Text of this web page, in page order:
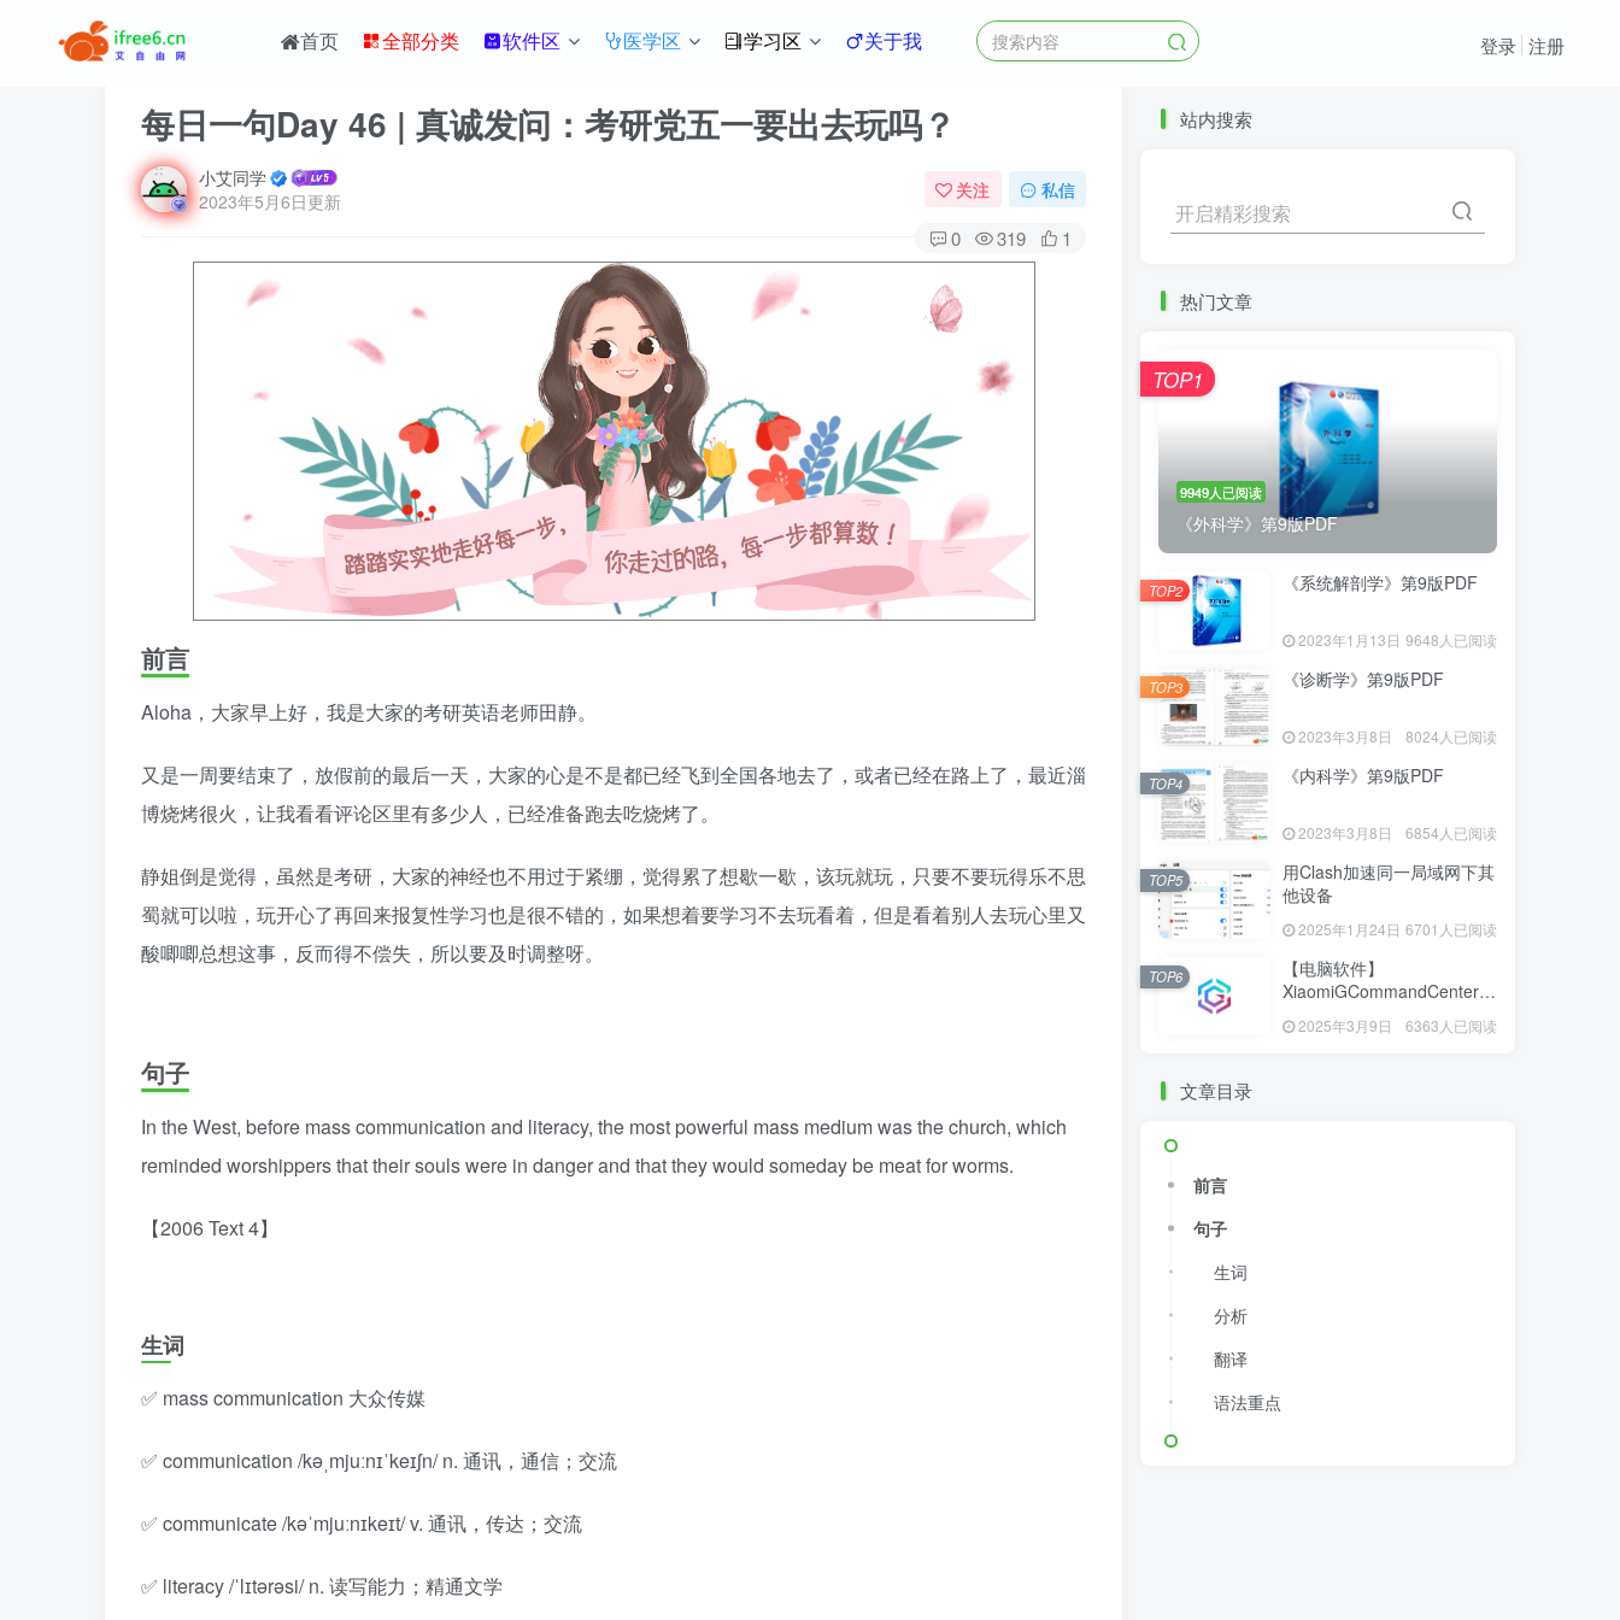
首页 全部分类 软件区 医学区 学习区 关于我 登录 注册
每日一句Day 46 | 真诚发问：考研党五一要出去玩吗？
小艾同学
2023年5月6日更新
关注 私信
0 319 1
前言
Aloha，大家早上好，我是大家的考研英语老师田静。
又是一周要结束了，放假前的最后一天，大家的心是不是都已经飞到全国各地去了，或者已经在路上了，最近淄
博烧烤很火，让我看看评论区里有多少人，已经准备跑去吃烧烤了。
静姐倒是觉得，虽然是考研，大家的神经也不用过于紧绷，觉得累了想歇一歇，该玩就玩，只要不要玩得乐不思
蜀就可以啦，玩开心了再回来报复性学习也是很不错的，如果想着要学习不去玩看着，但是看着别人去玩心里又
酸唧唧总想这事，反而得不偿失，所以要及时调整呀。
句子
In the West, before mass communication and literacy, the most powerful mass medium was the church, which
reminded worshippers that their souls were in danger and that they would someday be meat for worms.
【2006 Text 4】
生词
✅ mass communication 大众传媒
✅ communication /kəˌmjuːnɪˈkeɪʃn/ n. 通讯，通信；交流
✅ communicate /kəˈmjuːnɪkeɪt/ v. 通讯，传达；交流
✅ literacy /ˈlɪtərəsi/ n. 读写能力；精通文学
站内搜索
开启精彩搜索
热门文章
9949人已阅读
《外科学》第9版PDF
TOP1
《系统解剖学》第9版PDF
2023年1月13日 9648人已阅读
TOP2
《诊断学》第9版PDF
2023年3月8日 8024人已阅读
TOP3
《内科学》第9版PDF
2023年3月8日 6854人已阅读
TOP4
用Clash加速同一局域网下其
他设备
2025年1月24日 6701人已阅读
TOP5
【电脑软件】
XiaomiGCommandCenter—
小米G控制中心
2025年3月9日 6363人已阅读
TOP6
文章目录
前言
句子
生词
分析
翻译
语法重点